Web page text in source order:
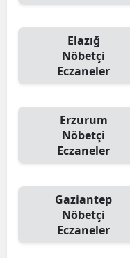
Elazığ
Nöbetçi
Eczaneler
Erzurum
Nöbetçi
Eczaneler
Gaziantep
Nöbetçi
Eczaneler